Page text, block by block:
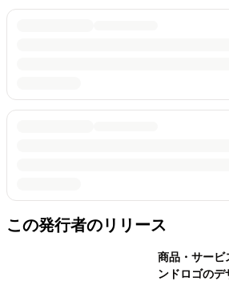
この発行者のリリース
商品・サー
ンドロゴのデ